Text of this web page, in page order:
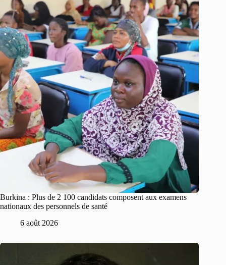
Burkina : Plus de 2 100 candidats composent aux examens
nationaux des personnels de santé
6 août 2026